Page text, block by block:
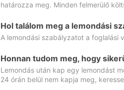
határozza meg. Minden felmerülő
Hol találom meg a lemondási
A lemondási szabályzatot a foglalási
Honnan tudom meg, hogy
Lemondás után kap egy lemondást
24 órán belül nem kapja meg,